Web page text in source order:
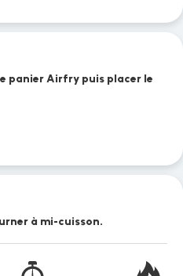
panier Airfry puis placer le
à mi-cuisson.